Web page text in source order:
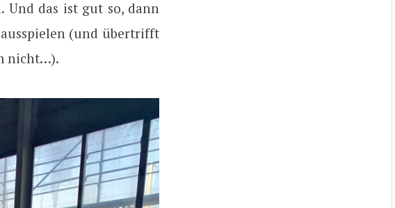
Und das ist gut so, dann
(und übertrifft
nicht…).